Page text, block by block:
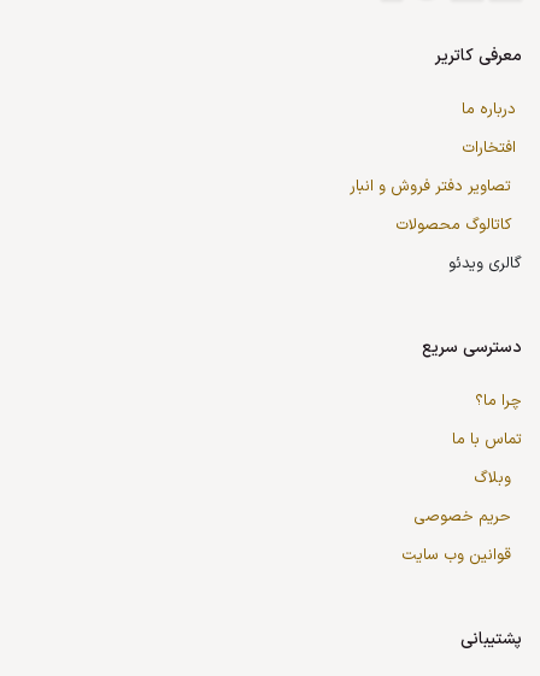
معرفی کاتریر
درباره ما
افتخارات
تصاویر دفتر فروش و انبار
کاتالوگ محصولات
گالری ویدئو
دسترسی سریع
چرا ما؟
تماس با ما
وبلاگ
حریم خصوصی
قوانین وب سایت
پشتیبانی